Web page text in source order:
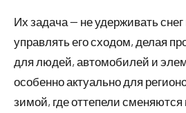
Их задача — не удерживать снег
управлять его сходом, делая
для людей, автомобилей и
особенно актуально для
зимой, где оттепели